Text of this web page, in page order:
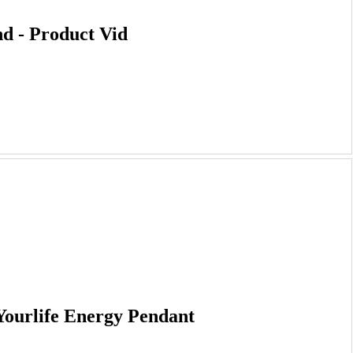
- Product Vid
Energy Pendant